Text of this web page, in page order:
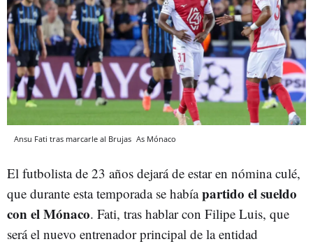
Ansu Fati tras marcarle al Brujas As Mónaco
El futbolista de 23 años dejará de estar en nómina culé,
que durante esta temporada se habíapartido el sueldo
con el Mónaco. Fati, tras hablar con Filipe Luis, que
será el nuevo entrenador principal de la entidad